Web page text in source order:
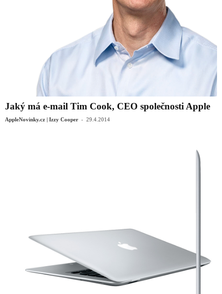
Jaký má e-mail Tim Cook, CEO společnosti Apple
AppleNovinky.cz | Izzy Cooper - 29.4.2014